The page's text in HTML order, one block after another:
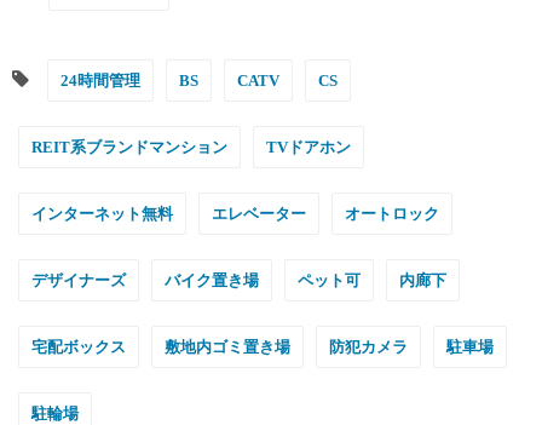
24時間管理 BS CATV CS
REIT系ブランドマンション TVドアホン
インターネット無料 エレベーター オートロック
デザイナーズ バイク置き場 ペット可 内廊下
宅配ボックス 敷地内ゴミ置き場 防犯カメラ 駐車場
駐輪場